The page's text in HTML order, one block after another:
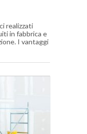
realizzati
in fabbrica e
I vantaggi